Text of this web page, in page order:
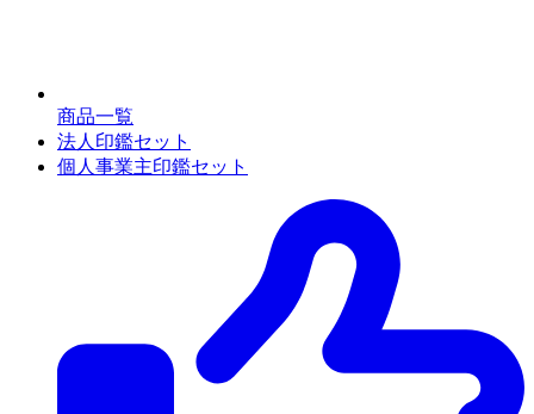
商品一覧
法人印鑑セット
個人事業主印鑑セット